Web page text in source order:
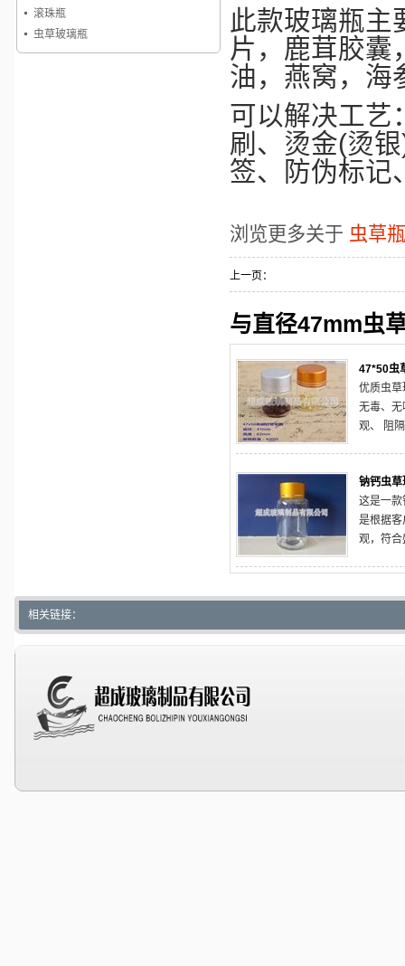
此款玻璃瓶主
片，鹿茸胶囊
油，燕窝，海
可以解决工艺
刷、烫金(烫
签、防伪标记
浏览更多关于 虫草
上一页：
与直径47mm虫
47*50虫
优质虫草
无毒、无
观、 阻
也可低温
钠钙虫草
这是一款
是根据客
观，符合
铝盖，铝
滚珠瓶
虫草玻璃瓶
相关链接：